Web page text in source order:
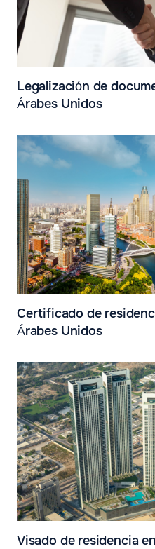
Legalización de
Árabes Unidos
Certificado de
Árabes Unidos
Visado de residencia